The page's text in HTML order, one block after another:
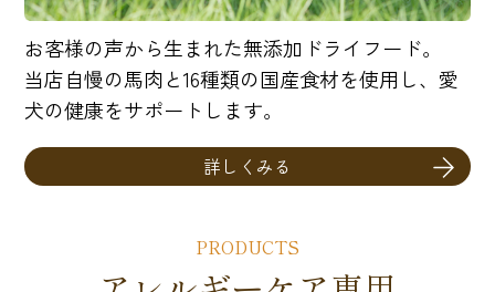
お客様の声から生まれた無添加ドライフード。
当店自慢の馬肉と16種類の国産食材を使用し、愛
犬の健康をサポートします。
詳しくみる
PRODUCTS